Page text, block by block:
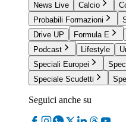
News Live
Calcio
Probabili Formazioni
Drive UP
Formula E
Podcast
Lifestyle
Speciali Europei
Speciale Scudetti
Seguici anche su